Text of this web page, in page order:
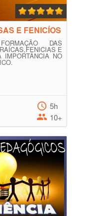
E FENICÍOS
DAS
E
NO
5h
10+